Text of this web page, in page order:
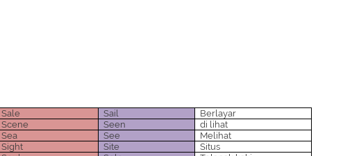
Sale Sail
Berlayar
Scene Seen
di lihat
Sea See
Melihat
Sight
Site
Situs